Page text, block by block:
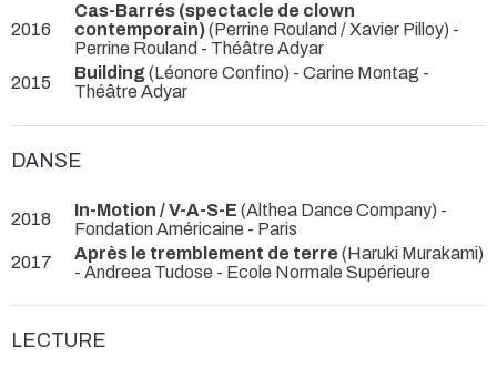
2016
Cas-Barrés (spectacle de clown
contemporain)(Perrine Rouland / Xavier Pilloy) -
Perrine Rouland - Théâtre Adyar
2015
Building (Léonore Confino) - Carine Montag -
Théâtre Adyar
DANSE
2018 In-Motion / V-A-S-E (Althea Dance Company) -
Fondation Américaine - Paris
2017
Après le tremblement de terre (Haruki Murakami)
- Andreea Tudose - Ecole Normale Supérieure
LECTURE